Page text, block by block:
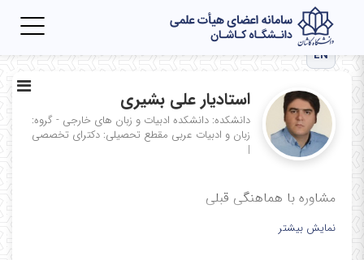
EN
استادیار علی بشیری
دانشکده: دانشکده ادبیات و زبان های خارجی - گروه:
زبان و ادبیات عربی مقطع تحصیلی: دکترای تخصصی
|
مشاوره با هماهنگی قبلی
نمایش بیشتر